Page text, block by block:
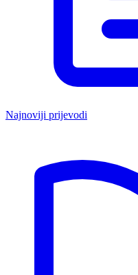
Najnoviji prijevodi